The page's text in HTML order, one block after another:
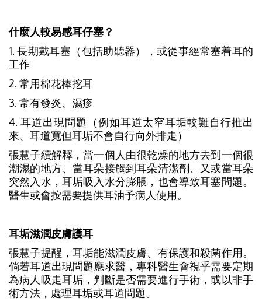
什麼人較易感耳仔塞？
1. 長期戴耳塞（包括助聽器），或從事經常塞着耳的
工作
2. 常用棉花棒挖耳
3. 常有發炎、濕疹
4. 耳道出現問題（例如耳道太窄耳垢較難自行推出
來、耳道寬但耳垢不會自行向外排走）
張慧子續解釋，當一個人由很乾燥的地方去到一個很
潮濕的地方、當耳朵接觸到耳朵清潔劑、又或當耳朵
突然入水，耳垢吸入水分膨脹，也會導致耳塞問題。
醫生或會按需要提供耳油予病人使用。
耳垢滋潤皮膚護耳
張慧子提醒，耳垢能滋潤皮膚、有保護和殺菌作用。
倘若耳道出現問題應求醫，專科醫生會視乎需要定期
為病人吸走耳垢，判斷是否需要進行手術，或以非手
術方法，處理耳垢或耳道問題。